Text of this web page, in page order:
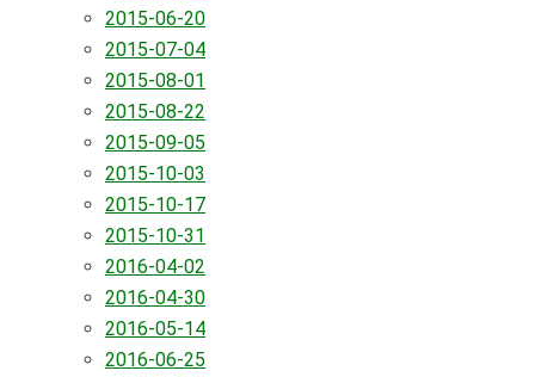
2015-06-20
2015-07-04
2015-08-01
2015-08-22
2015-09-05
2015-10-03
2015-10-17
2015-10-31
2016-04-02
2016-04-30
2016-05-14
2016-06-25